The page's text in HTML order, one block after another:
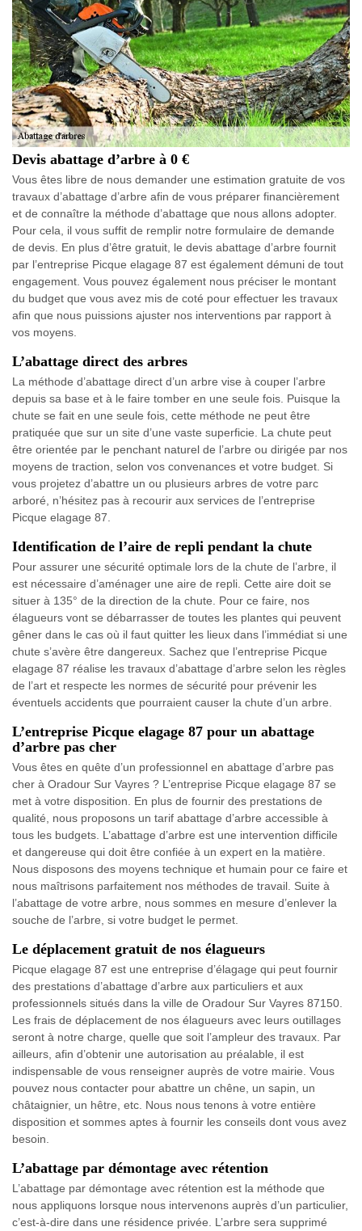
Devis abattage d’arbre à 0 €
Vous êtes libre de nous demander une estimation gratuite de vos
travaux d’abattage d’arbre afin de vous préparer financièrement
et de connaître la méthode d’abattage que nous allons adopter.
Pour cela, il vous suffit de remplir notre formulaire de demande
de devis. En plus d’être gratuit, le devis abattage d’arbre fournit
par l’entreprise Picque elagage 87 est également démuni de tout
engagement. Vous pouvez également nous préciser le montant
du budget que vous avez mis de coté pour effectuer les travaux
afin que nous puissions ajuster nos interventions par rapport à
vos moyens.
L’abattage direct des arbres
La méthode d’abattage direct d’un arbre vise à couper l’arbre
depuis sa base et à le faire tomber en une seule fois. Puisque la
chute se fait en une seule fois, cette méthode ne peut être
pratiquée que sur un site d’une vaste superficie. La chute peut
être orientée par le penchant naturel de l’arbre ou dirigée par nos
moyens de traction, selon vos convenances et votre budget. Si
vous projetez d’abattre un ou plusieurs arbres de votre parc
arboré, n’hésitez pas à recourir aux services de l’entreprise
Picque elagage 87.
Identification de l’aire de repli pendant la chute
Pour assurer une sécurité optimale lors de la chute de l’arbre, il
est nécessaire d’aménager une aire de repli. Cette aire doit se
situer à 135° de la direction de la chute. Pour ce faire, nos
élagueurs vont se débarrasser de toutes les plantes qui peuvent
gêner dans le cas où il faut quitter les lieux dans l’immédiat si une
chute s’avère être dangereux. Sachez que l’entreprise Picque
elagage 87 réalise les travaux d’abattage d’arbre selon les règles
de l’art et respecte les normes de sécurité pour prévenir les
éventuels accidents que pourraient causer la chute d’un arbre.
L’entreprise Picque elagage 87 pour un abattage
d’arbre pas cher
Vous êtes en quête d’un professionnel en abattage d’arbre pas
cher à Oradour Sur Vayres ? L’entreprise Picque elagage 87 se
met à votre disposition. En plus de fournir des prestations de
qualité, nous proposons un tarif abattage d’arbre accessible à
tous les budgets. L’abattage d’arbre est une intervention difficile
et dangereuse qui doit être confiée à un expert en la matière.
Nous disposons des moyens technique et humain pour ce faire et
nous maîtrisons parfaitement nos méthodes de travail. Suite à
l’abattage de votre arbre, nous sommes en mesure d’enlever la
souche de l’arbre, si votre budget le permet.
Le déplacement gratuit de nos élagueurs
Picque elagage 87 est une entreprise d’élagage qui peut fournir
des prestations d’abattage d’arbre aux particuliers et aux
professionnels situés dans la ville de Oradour Sur Vayres 87150.
Les frais de déplacement de nos élagueurs avec leurs outillages
seront à notre charge, quelle que soit l’ampleur des travaux. Par
ailleurs, afin d’obtenir une autorisation au préalable, il est
indispensable de vous renseigner auprès de votre mairie. Vous
pouvez nous contacter pour abattre un chêne, un sapin, un
châtaignier, un hêtre, etc. Nous nous tenons à votre entière
disposition et sommes aptes à fournir les conseils dont vous avez
besoin.
L’abattage par démontage avec rétention
L’abattage par démontage avec rétention est la méthode que
nous appliquons lorsque nous intervenons auprès d’un particulier,
c’est-à-dire dans une résidence privée. L’arbre sera supprimé